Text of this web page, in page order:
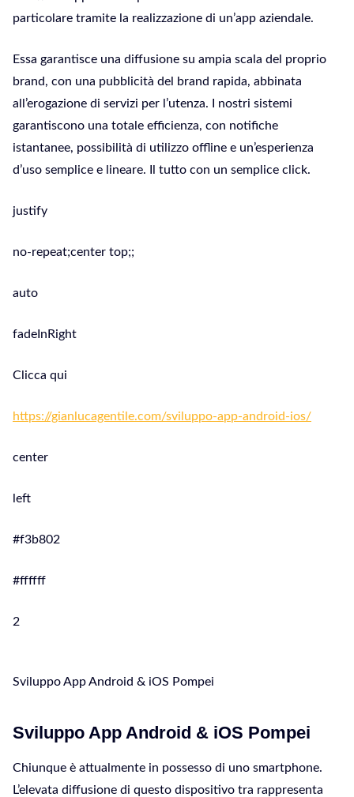
particolare tramite la realizzazione di un’app aziendale.
Essa garantisce una diffusione su ampia scala del proprio
brand, con una pubblicità del brand rapida, abbinata
all’erogazione di servizi per l’utenza. I nostri sistemi
garantiscono una totale efficienza, con notifiche
istantanee, possibilità di utilizzo offline e un’esperienza
d’uso semplice e lineare. Il tutto con un semplice click.
justify
no-repeat;center top;;
auto
fadeInRight
Clicca qui
https://gianlucagentile.com/sviluppo-app-android-ios/
center
left
#f3b802
#ffffff
2
Sviluppo App Android & iOS Pompei
Sviluppo App Android & iOS Pompei
Chiunque è attualmente in possesso di uno smartphone.
L’elevata diffusione di questo dispositivo tra rappresenta